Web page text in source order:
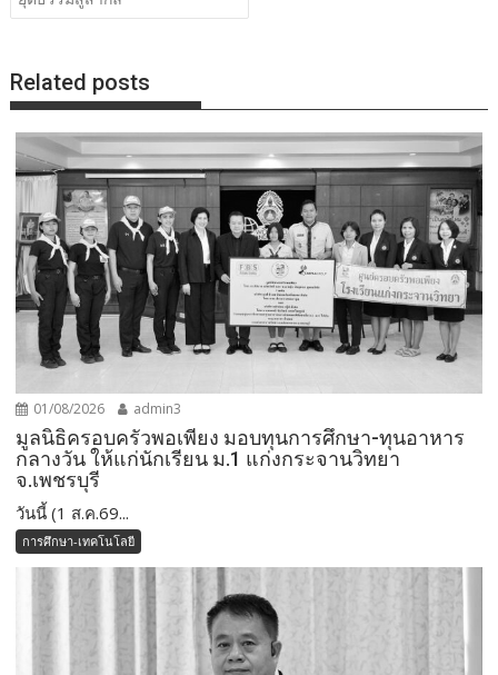
Related posts
01/08/2026 admin3
มูลนิธิครอบครัวพอเพียง มอบทุนการศึกษา-ทุนอาหาร
กลางวัน ให้แก่นักเรียน ม.1 แก่งกระจานวิทยา
จ.เพชรบุรี
วันนี้ (1 ส.ค.69...
การศึกษา-เทคโนโลยี